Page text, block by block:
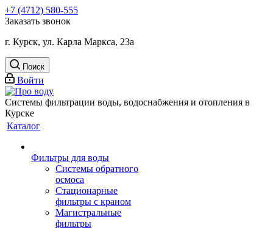
+7 (4712) 580-555
Заказать звонок
г. Курск, ул. Карла Маркса, 23а
Поиск
Войти
Системы фильтрации воды, водоснабжения и отопления в
Курске
Каталог
Фильтры для воды
Системы обратного
осмоса
Стационарные
фильтры с краном
Магистральные
фильтры